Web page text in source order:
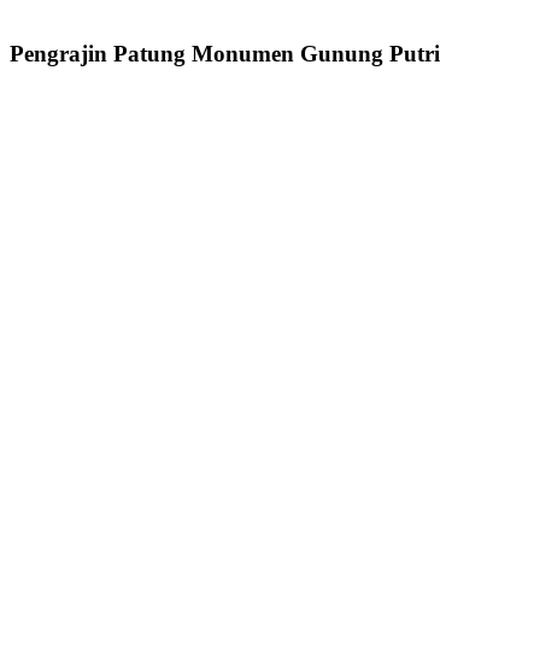
Pengrajin Patung Monumen Gunung Putri